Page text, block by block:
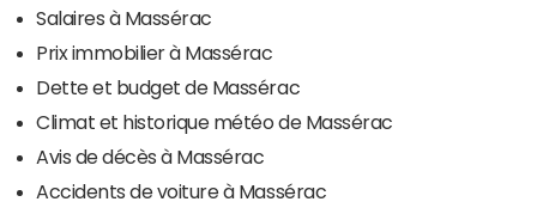
Salaires à Massérac
Prix immobilier à Massérac
Dette et budget de Massérac
Climat et historique météo de Massérac
Avis de décès à Massérac
Accidents de voiture à Massérac